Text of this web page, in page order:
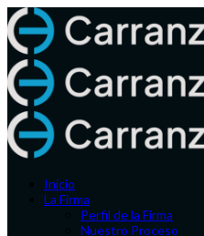
Inicio
La Firma
Perfil de la Firma
Nuestro Proceso